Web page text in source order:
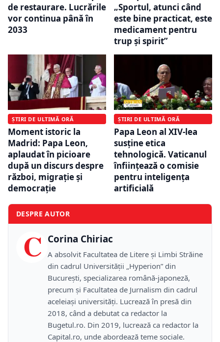
de restaurare. Lucrările
vor continua până în
2033
„Sportul, atunci când
este bine practicat, este
medicament pentru
trup şi spirit”
ȘTIRI DE ULTIMĂ ORĂ
Moment istoric la
Madrid: Papa Leon,
aplaudat în picioare
după un discurs despre
război, migrație și
democrație
ȘTIRI DE ULTIMĂ ORĂ
Papa Leon al XIV-lea
susține etica
tehnologică. Vaticanul
înființează o comisie
pentru inteligența
artificială
DESPRE AUTOR
C Corina Chiriac
A absolvit Facultatea de Litere și Limbi Străine
din cadrul Universității „Hyperion” din
București, specializarea română-japoneză,
precum și Facultatea de Jurnalism din cadrul
aceleiași universități. Lucrează în presă din
2018, când a debutat ca redactor la
Bugetul.ro. Din 2019, lucrează ca redactor la
Capital.ro, unde abordează teme sociale.